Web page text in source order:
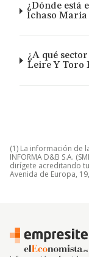
¿Dónde está
Ichaso
¿A qué
Leire Y Toro
(1) La información de
INFORMA D&B S.A.
dirígete acreditando
Avenida de Europa,